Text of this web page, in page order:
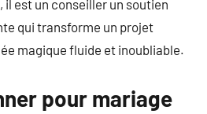
il est un conseiller un soutien
qui transforme un projet
magique fluide et inoubliable.
pour mariage